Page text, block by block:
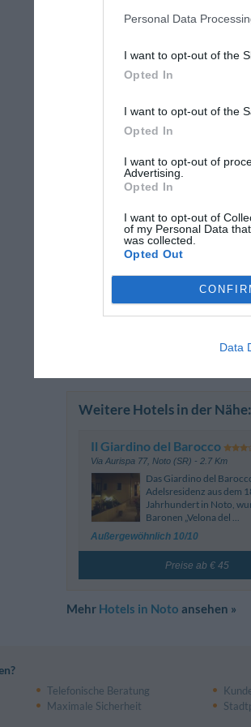
Personal Data
I want to opt-out of the
Opted In
I want to opt-out of the
Opted In
I want to opt-out of
Advertising.
Opted In
I want to opt-out of
of my Personal Data
was collected.
Opted Out
Data
Mai 2015
Paar über 35 Jahre
Lo
Weitere Hotels in der Nähe:
Il Giardino del Barocco
Via Aurispa 77 ,Noto (SR) - 2.7 Km
Das Giardino del
Adelsresidenz aus dem
Jahrhundert in Noto,
Baronen „Velona del ...
Außergewöhnlich 10/10
Preise ab € 45
Mehr Hotels in Noto ansehen »
Telefonische Beratung
Maximale Sicherheit